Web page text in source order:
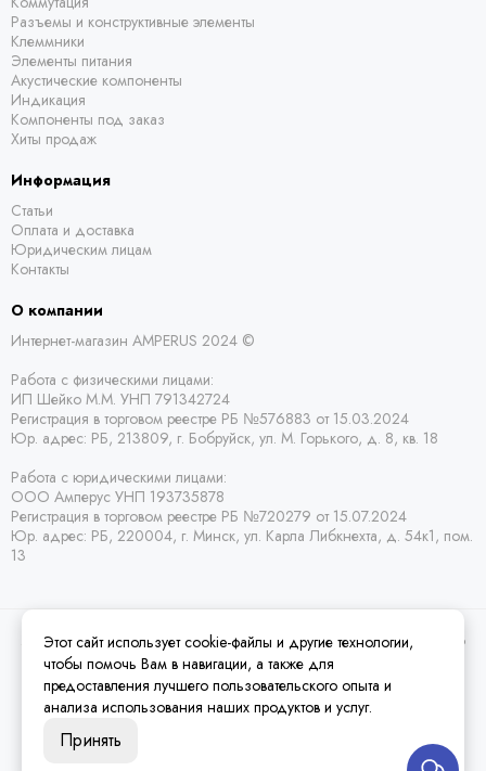
Разъемы и конструктивные элементы
Клеммники
Элементы питания
Акустические компоненты
Индикация
Компоненты под заказ
Хиты продаж
Информация
Статьи
Оплата и доставка
Юридическим лицам
Контакты
О компании
Интернет-магазин AMPERUS 2024 ©
Работа с физическими лицами:
ИП Шейко М.М. УНП 791342724
Регистрация в торговом реестре РБ №576883 от 15.03.2024
Юр. адрес: РБ, 213809, г. Бобруйск, ул. М. Горького, д. 8, кв. 18
Работа с юридическими лицами:
ООО Амперус УНП 193735878
Регистрация в торговом реестре РБ №720279 от 15.07.2024
Юр. адрес: РБ, 220004, г. Минск, ул. Карла Либкнехта, д. 54к1, пом.
13
2026 © Amperus Радиодетали Минск | купить в розницу, оптом и почтой по
Беларуси.Карта сайта
Этот сайт использует cookie-файлы и другие технологии,
чтобы помочь Вам в навигации, а также для
предоставления лучшего пользовательского опыта и
анализа использования наших продуктов и услуг.
Принять